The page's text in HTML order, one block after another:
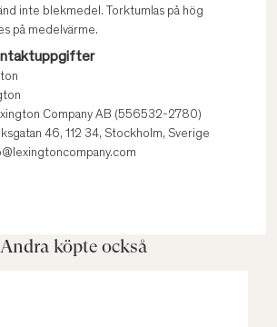
inte blekmedel. Torktumlas på hög
på medelvärme.
Company AB (556532-2780)
46, 112 34, Stockholm, Sverige
Andra köpte också